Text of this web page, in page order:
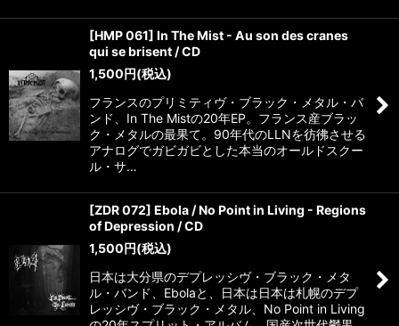
[HMP 061] In The Mist - Au son des cranes
qui se brisent / CD
1,500円(税込)
フランスのプリミティヴ・ブラック・メタル・バ
ンド、In The Mistの20年EP。フランス産ブラッ
ク・メタルの最果て。90年代のLLNを彷彿させる
アナログでガビガビとした本当のオールドスクー
ル・サ…
[ZDR 072] Ebola / No Point in Living - Regions
of Depression / CD
1,500円(税込)
日本は大分県のデプレッシヴ・ブラック・メタ
ル・バンド、Ebolaと、日本は日本は札幌のデプ
レッシヴ・ブラック・メタル、No Point in Living